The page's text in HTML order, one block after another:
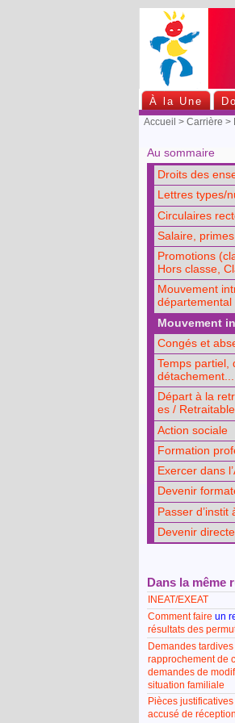
À la Une
Accueil >Carrière >
Au sommaire
Droits des
Lettres types/
Circulaires
Salaire,
Promotions
Hors classe,
Mouvement
départemental
Mouvement
Congés et
Temps partiel,
détachement...
Départ à la
es /
Action sociale
Formation
Exercer dans
Devenir
Passer d’instit
Devenir
Dans la même
INEAT/EXEAT
Comment faireun
résultats des
Demandes
rapprochement de
demandes de
situation familiale
Pièces
accusé de